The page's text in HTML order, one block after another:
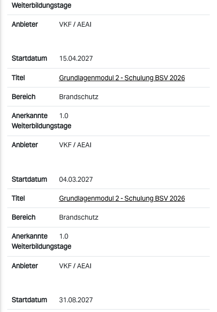
VKF / AEAI
15.04.2027
Grundlagenmodul 2 - Schulung BSV 2026
Brandschutz
1.0
VKF / AEAI
04.03.2027
Grundlagenmodul 2 - Schulung BSV 2026
Brandschutz
1.0
VKF / AEAI
31.08.2027